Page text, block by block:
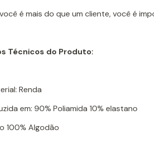
é mais do que um cliente, você é
Técnicos do Produto:
Renda
em: 90% Poliamida 10% elastano
100% Algodão